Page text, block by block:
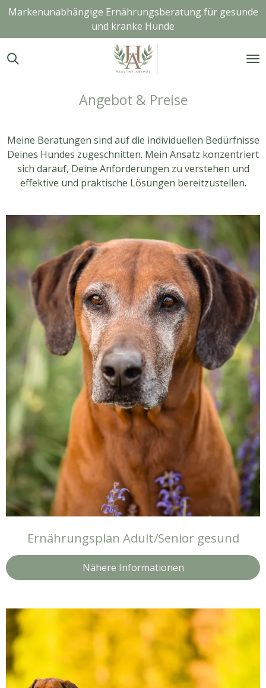
Zum
springen
Markenunabhängige Ernährungsberatung für gesunde
und kranke Hunde
Angebot & Preise
Meine Beratungen sind auf die individuellen Bedürfnisse
Deines Hundes zugeschnitten. Mein Ansatz konzentriert
sich darauf, Deine Anforderungen zu verstehen und
effektive und praktische Lösungen bereitzustellen.
Ernährungsplan Adult/Senior gesund
Nähere Informationen